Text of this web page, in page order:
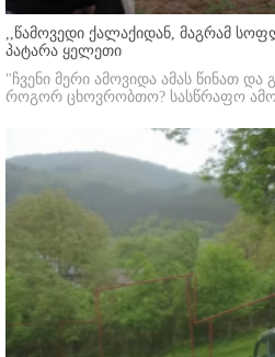
,,წამოვედი ქალაქიდან, მაგრამ
პატარა ყელეთი
"ჩვენი მერი ამოვიდა ამას წინათ და
როგორ ცხოვრობთო? სასწრაფო